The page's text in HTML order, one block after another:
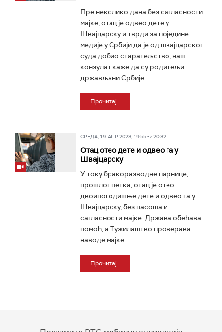
Пре неколико дана без сагласности
мајке, отац је одвео дете у
Швајцарску и тврди за поједине
медије у Србији да је од швајцарског
суда добио старатељство, наш
конзулат каже да су родитељи
држављани Србије...
Прочитај
СРЕДА, 19. АПР 2023, 19:55 -> 20:32
Отац отео дете и одвео га у
Швајцарску
У току бракоразводне парнице,
прошлог петка, отац је отео
двоипогодишње дете и одвео га у
Швајцарску, без пасоша и
сагласности мајке. Држава обећава
помоћ, а Тужилаштво проверава
наводе мајке...
Прочитај